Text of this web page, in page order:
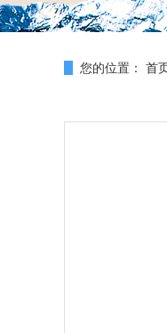
您的位置： 首